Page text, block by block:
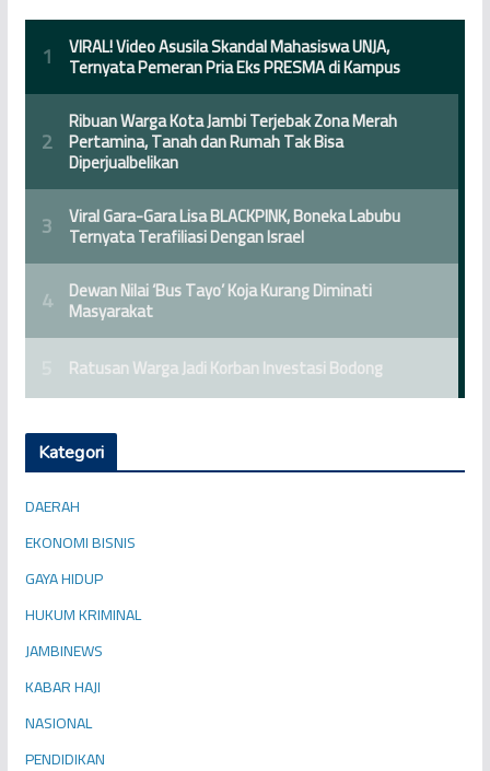
Kategori
DAERAH
EKONOMI BISNIS
GAYA HIDUP
HUKUM KRIMINAL
JAMBINEWS
KABAR HAJI
NASIONAL
PENDIDIKAN